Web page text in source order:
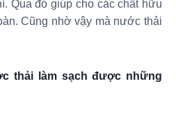
Qua đó giúp cho các chất hữu
Cũng nhờ vậy mà nước thải
thải làm sạch được những